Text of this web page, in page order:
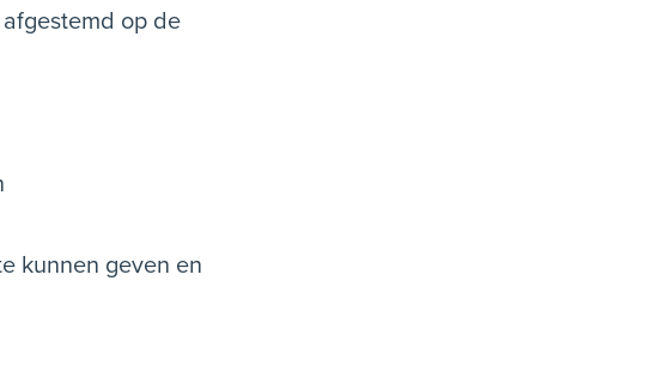
op de
kunnen geven en